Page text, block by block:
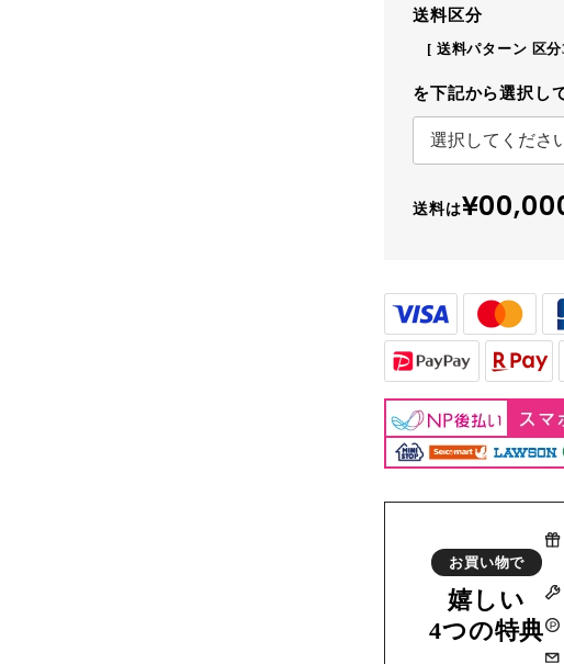
送料区分
送料パターン 区分
を下記から選択し
送料は
お買い物で
嬉しい
4つの特典